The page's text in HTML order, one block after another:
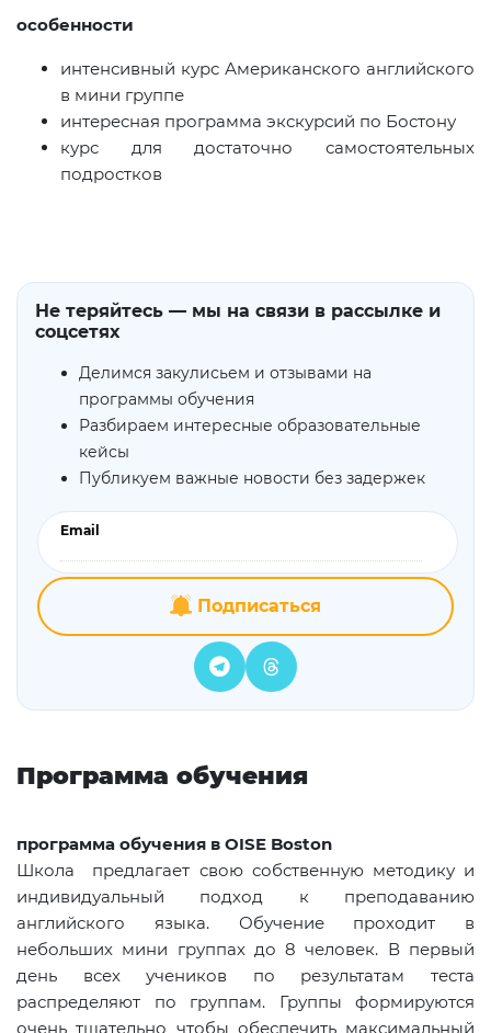
особенности
интенсивный курс Американского английского
в мини группе
интересная программа экскурсий по Бостону
курс для достаточно самостоятельных
подростков
Не теряйтесь — мы на связи в рассылке и
соцсетях
Делимся закулисьем и отзывами на
программы обучения
Разбираем интересные образовательные
кейсы
Публикуем важные новости без задержек
Email
Подписаться
Программа обучения
программа обучения в OISE Boston
Школа предлагает свою собственную методику и
индивидуальный подход к преподаванию
английского языка. Обучение проходит в
небольших мини группах до 8 человек. В первый
день всех учеников по результатам теста
распределяют по группам. Группы формируются
очень тщательно чтобы обеспечить максимальный